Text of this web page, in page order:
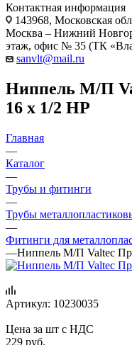
Контактная информация
143968, Московская
Москва – Нижний
этаж, офис № 35 (ТК
sanvlt@mail.ru
Ниппель М/П
16 х 1/2 НР
Главная
—
Каталог
—
Трубы и фитинги
—
Трубы
—
Фитинги для
—Ниппель М/П Valtec
Артикул: 10230035
Цена за шт с НДС
229 руб.